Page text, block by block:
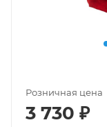
Розничная цена
3 730 ₽